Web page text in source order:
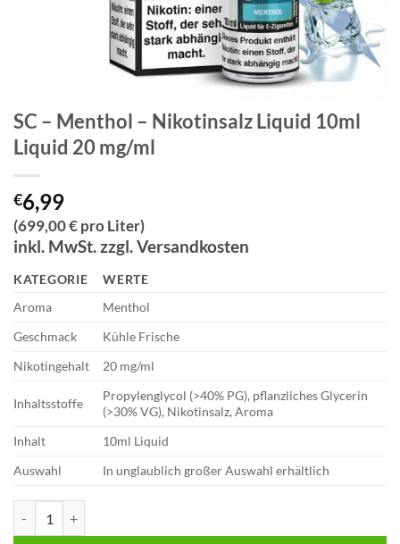
SC – Menthol – Nikotinsalz Liquid 10ml
Liquid 20 mg/ml
€6,99
(699,00 € pro Liter)
inkl. MwSt. zzgl. Versandkosten
KATEGORIE
WERTE
Aroma
Menthol
Geschmack
Kühle Frische
Nikotingehalt
20 mg/ml
Inhaltsstoffe
Propylenglycol (>40% PG), pflanzliches Glycerin
(>30% VG), Nikotinsalz, Aroma
Inhalt
10ml Liquid
Auswahl
In unglaublich großer Auswahl erhältlich